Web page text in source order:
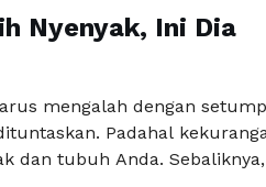
Nyenyak, Ini Dia
mengalah dengan
Padahal
dan tubuh Anda.